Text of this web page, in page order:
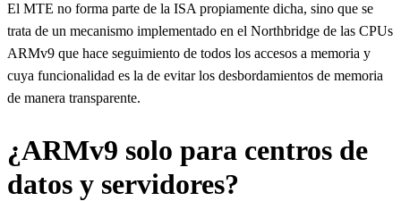
El MTE no forma parte de la ISA propiamente dicha, sino que se
trata de un mecanismo implementado en el Northbridge de las CPUs
ARMv9 que hace seguimiento de todos los accesos a memoria y
cuya funcionalidad es la de evitar los desbordamientos de memoria
de manera transparente.
¿ARMv9 solo para centros de
datos y servidores?